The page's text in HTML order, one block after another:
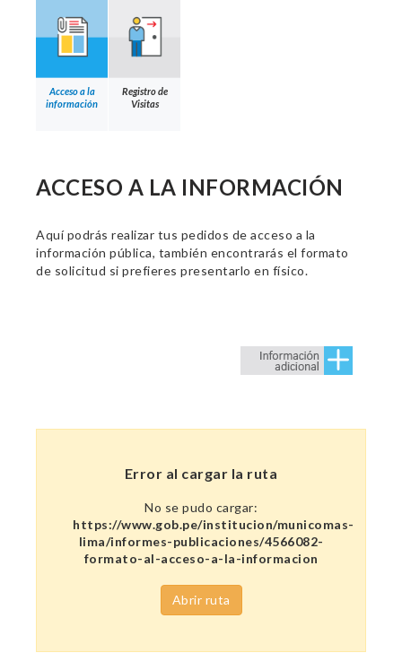
Acceso a la
información
Registro de
Visitas
ACCESO A LA INFORMACIÓN
Aquí podrás realizar tus pedidos de acceso a la
información pública, también encontrarás el formato
de solicitud si prefieres presentarlo en físico.
Error al cargar la ruta
No se pudo cargar:
https://www.gob.pe/institucion/municomas-
lima/informes-publicaciones/4566082-
formato-al-acceso-a-la-informacion
Abrir ruta